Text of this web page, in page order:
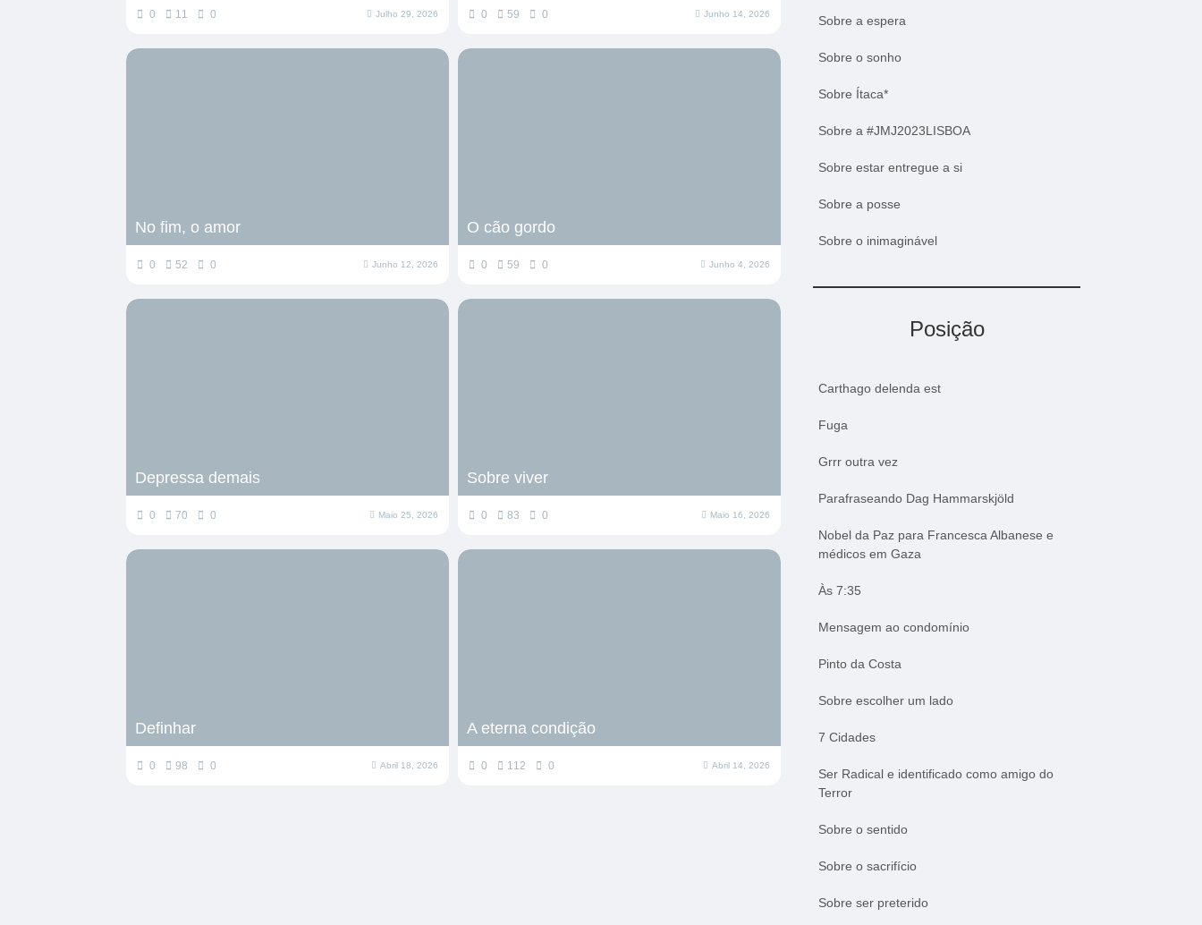
0 11 0 Julho 29, 2026 0 59 0 Junho 14, 2026
No fim, o amor
0 52 0 Junho 12, 2026
O cão gordo
0 59 0 Junho 4, 2026
Depressa demais
0 70 0 Maio 25, 2026
Sobre viver
0 83 0 Maio 16, 2026
Definhar
0 98 0 Abril 18, 2026
A eterna condição
0 112 0 Abril 14, 2026
Sobre a espera
Sobre o sonho
Sobre Ítaca*
Sobre a #JMJ2023LISBOA
Sobre estar entregue a si
Sobre a posse
Sobre o inimaginável
Posição
Carthago delenda est
Fuga
Grrr outra vez
Parafraseando Dag Hammarskjöld
Nobel da Paz para Francesca Albanese e
médicos em Gaza
Às 7:35
Mensagem ao condomínio
Pinto da Costa
Sobre escolher um lado
7 Cidades
Ser Radical e identificado como amigo do
Terror
Sobre o sentido
Sobre o sacrifício
Sobre ser preterido